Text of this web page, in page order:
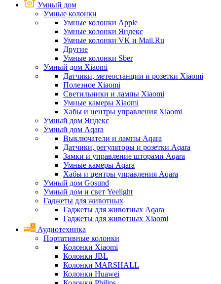
Умный дом
Умные колонки
Умные колонки Apple
Умные колонки Яндекс
Умные колонки VK и Mail.Ru
Другие
Умные колонки Sber
Умный дом Xiaomi
Датчики, метеостанции и розетки Xiaomi
Полезное Xiaomi
Светильники и лампы Xiaomi
Умные камеры Xiaomi
Хабы и центры управления Xiaomi
Умный дом Яндекс
Умный дом Aqara
Выключатели и лампы Aqara
Датчики, регуляторы и розетки Aqara
Замки и управление шторами Aqara
Умные камеры Aqara
Хабы и центры управления Aqara
Умный дом Gosund
Умный дом и свет Yeelight
Гаджеты для животных
Гаджеты для животных Aqara
Гаджеты для животных Xiaomi
Аудиотехника
Портативные колонки
Колонки Xiaomi
Колонки JBL
Колонки MARSHALL
Колонки Huawei